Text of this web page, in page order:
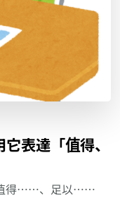
表達「值得、
值得……、足以……